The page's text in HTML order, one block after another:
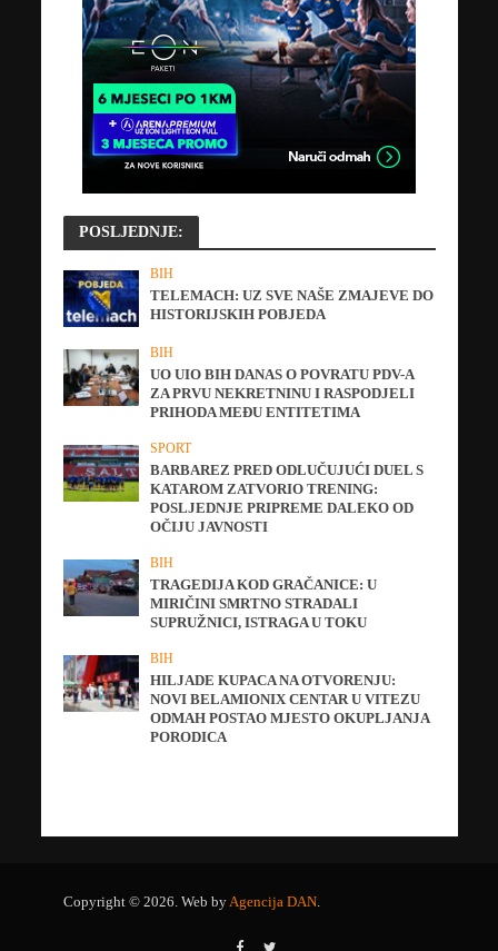
POSLJEDNJE:
BIH
TELEMACH: UZ SVE NAŠE ZMAJEVE DO
HISTORIJSKIH POBJEDA
BIH
UO UIO BIH DANAS O POVRATU PDV-A
ZA PRVU NEKRETNINU I RASPODJELI
PRIHODA MEĐU ENTITETIMA
SPORT
BARBAREZ PRED ODLUČUJUĆI DUEL S
KATAROM ZATVORIO TRENING:
POSLJEDNJE PRIPREME DALEKO OD
OČIJU JAVNOSTI
BIH
TRAGEDIJA KOD GRAČANICE: U
MIRIČINI SMRTNO STRADALI
SUPRUŽNICI, ISTRAGA U TOKU
BIH
HILJADE KUPACA NA OTVORENJU:
NOVI BELAMIONIX CENTAR U VITEZU
ODMAH POSTAO MJESTO OKUPLJANJA
PORODICA
Copyright © 2026. Web byAgencija DAN.